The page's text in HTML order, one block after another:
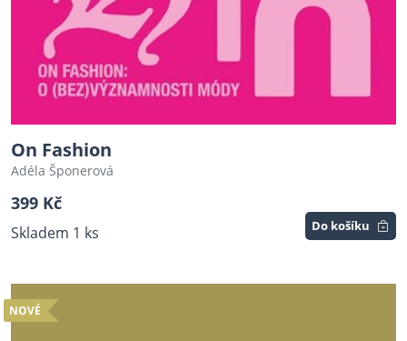
On Fashion
Adéla Šponerová
399 Kč
Skladem 1 ks Do košíku
NOVÉ